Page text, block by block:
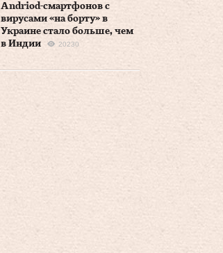
Andriod-cмартфонов с
вирусами «на борту» в
Украине стало больше, чем
в Индии
20230